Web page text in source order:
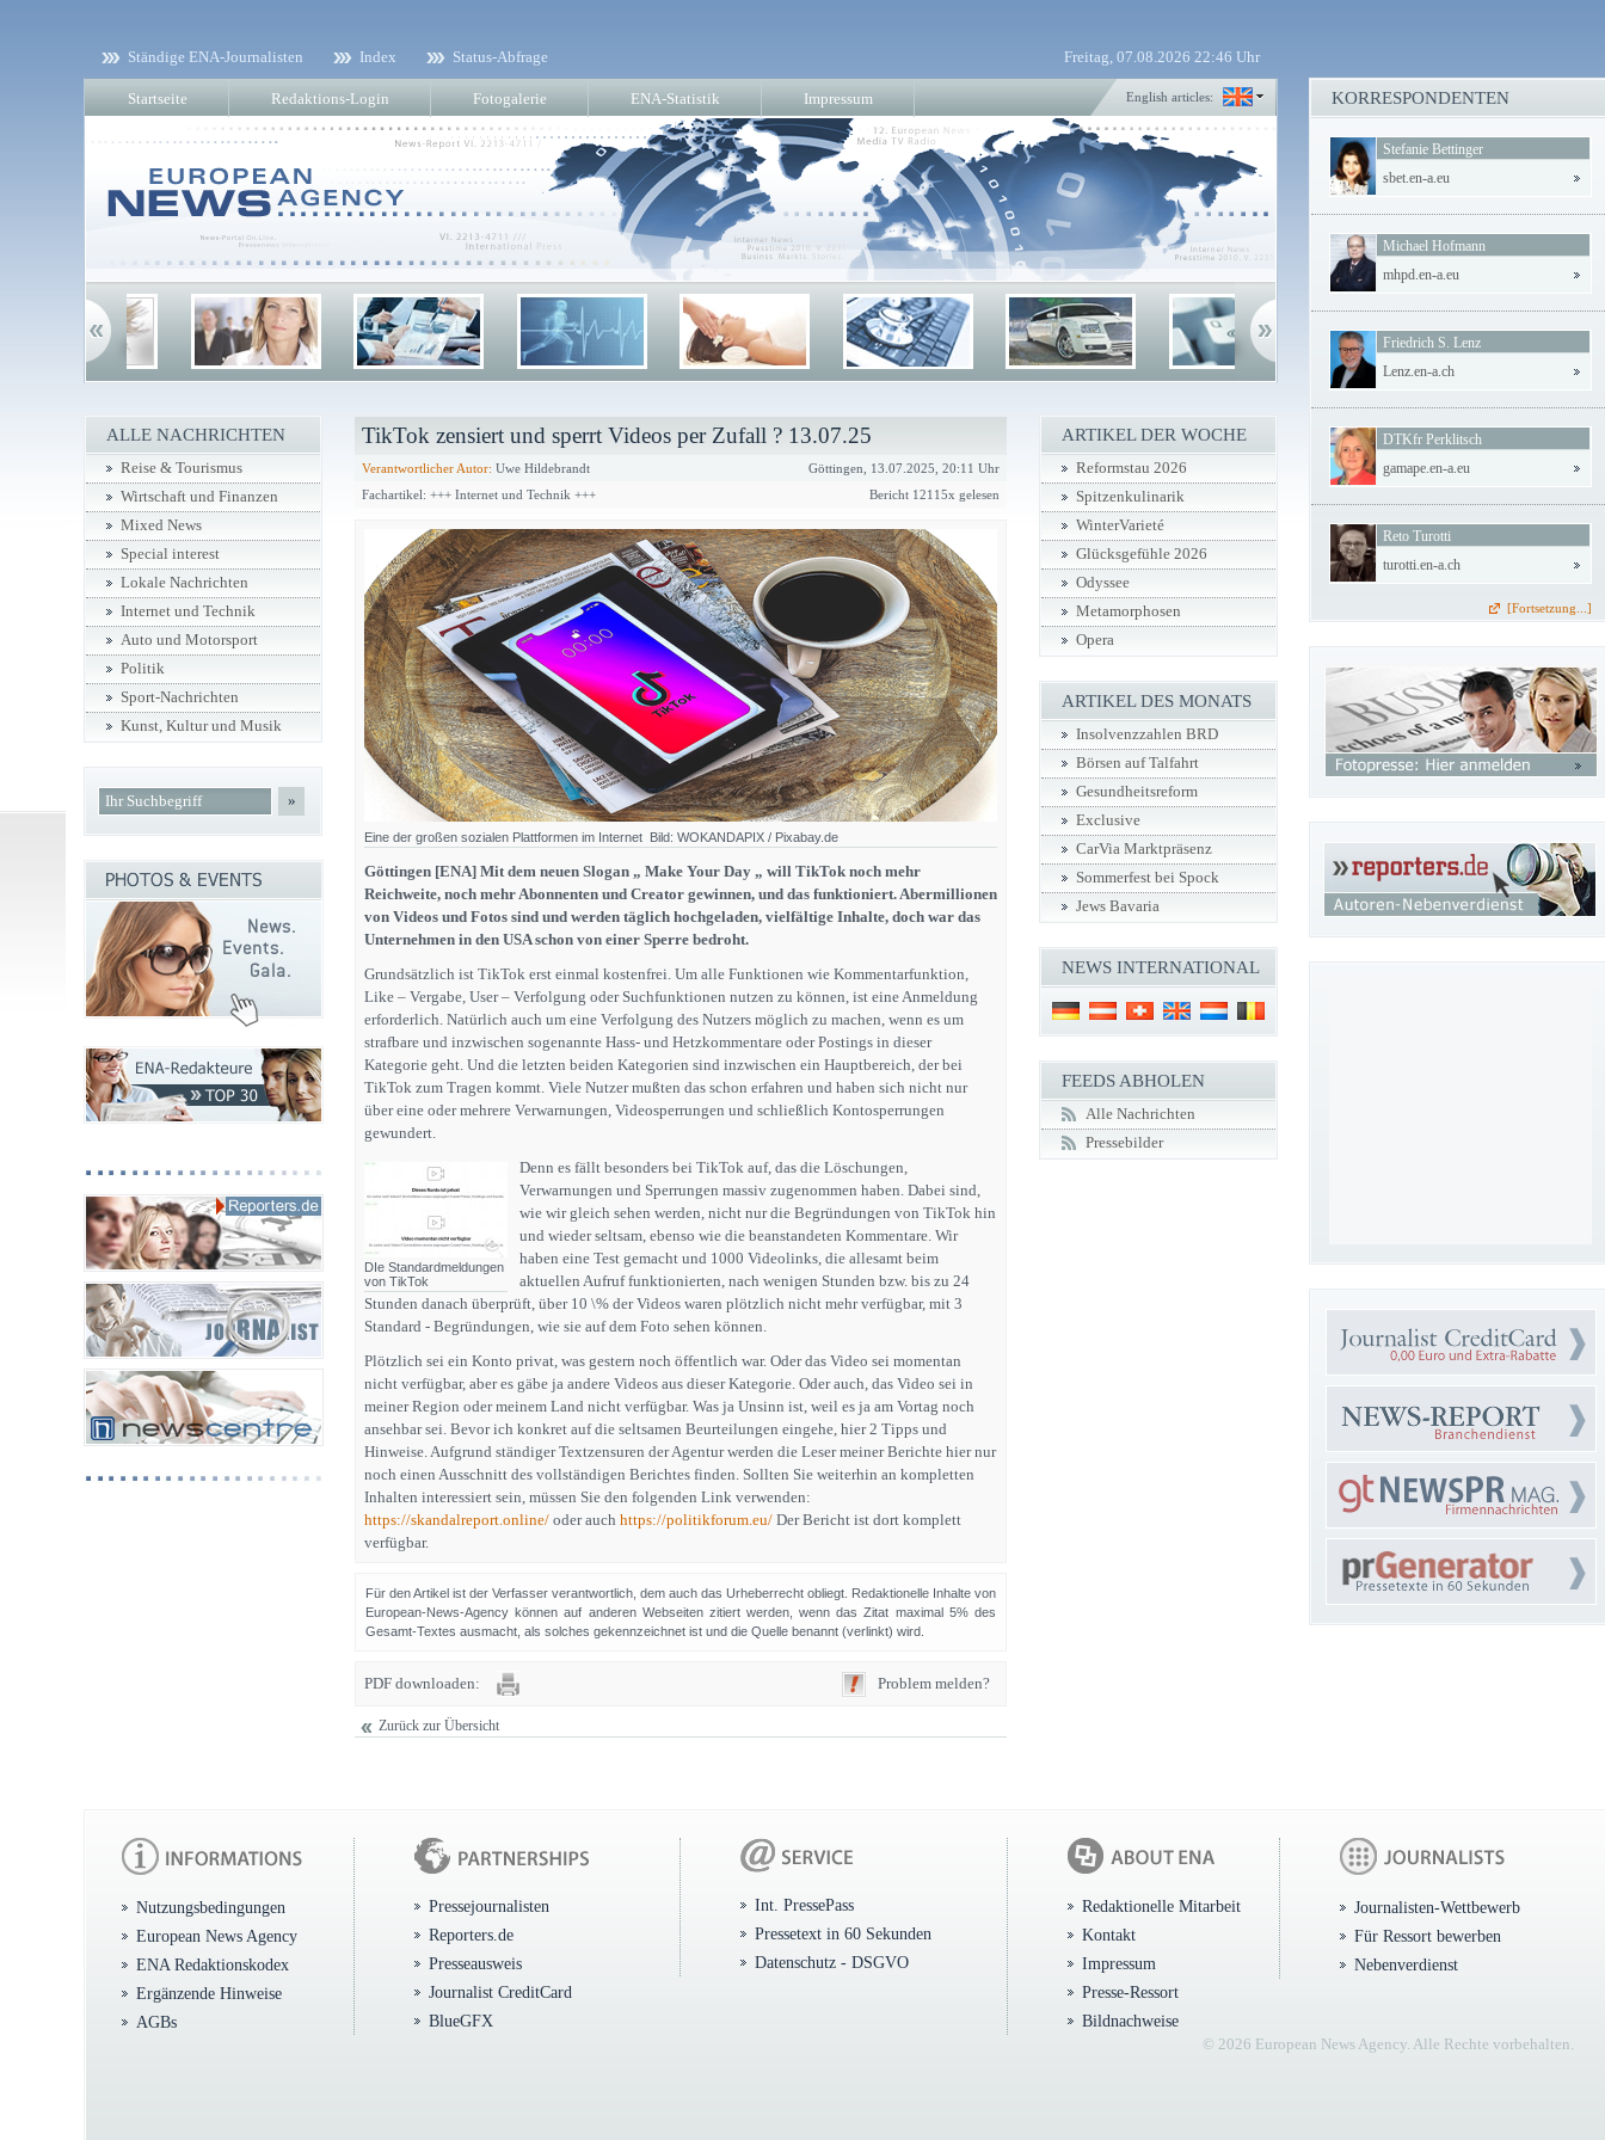
Ständige ENA-Journalisten Index Status-Abfrage Freitag, 07.08.2026 22:46 Uhr
Startseite Redaktions-Login Fotogalerie ENA-Statistik Impressum English articles:
TikTok zensiert und sperrt Videos per Zufall ? 13.07.25
Verantwortlicher Autor: Uwe Hildebrandt
Göttingen, 13.07.2025, 20:11 Uhr
Fachartikel: +++ Internet und Technik +++
Bericht 12115x gelesen
Eine der großen sozialen Plattformen im Internet Bild: WOKANDAPIX / Pixabay.de
Göttingen [ENA] Mit dem neuen Slogan „ Make Your Day „ will TikTok noch mehr
Reichweite, noch mehr Abonnenten und Creator gewinnen, und das funktioniert. Abermillionen
von Videos und Fotos sind und werden täglich hochgeladen, vielfältige Inhalte, doch war das
Unternehmen in den USA schon von einer Sperre bedroht.
Grundsätzlich ist TikTok erst einmal kostenfrei. Um alle Funktionen wie Kommentarfunktion,
Like – Vergabe, User – Verfolgung oder Suchfunktionen nutzen zu können, ist eine Anmeldung
erforderlich. Natürlich auch um eine Verfolgung des Nutzers möglich zu machen, wenn es um
strafbare und inzwischen sogenannte Hass- und Hetzkommentare oder Postings in dieser
Kategorie geht. Und die letzten beiden Kategorien sind inzwischen ein Hauptbereich, der bei
TikTok zum Tragen kommt. Viele Nutzer mußten das schon erfahren und haben sich nicht nur
über eine oder mehrere Verwarnungen, Videosperrungen und schließlich Kontosperrungen
gewundert.
DIe Standardmeldungen
von TikTok
Denn es fällt besonders bei TikTok auf, das die Löschungen,
Verwarnungen und Sperrungen massiv zugenommen haben. Dabei sind,
wie wir gleich sehen werden, nicht nur die Begründungen von TikTok hin
und wieder seltsam, ebenso wie die beanstandeten Kommentare. Wir
haben eine Test gemacht und 1000 Videolinks, die allesamt beim
aktuellen Aufruf funktionierten, nach wenigen Stunden bzw. bis zu 24
Stunden danach überprüft, über 10 \% der Videos waren plötzlich nicht mehr verfügbar, mit 3
Standard - Begründungen, wie sie auf dem Foto sehen können.
Plötzlich sei ein Konto privat, was gestern noch öffentlich war. Oder das Video sei momentan
nicht verfügbar, aber es gäbe ja andere Videos aus dieser Kategorie. Oder auch, das Video sei in
meiner Region oder meinem Land nicht verfügbar. Was ja Unsinn ist, weil es ja am Vortag noch
ansehbar sei. Bevor ich konkret auf die seltsamen Beurteilungen eingehe, hier 2 Tipps und
Hinweise. Aufgrund ständiger Textzensuren der Agentur werden die Leser meiner Berichte hier nur
noch einen Ausschnitt des vollständigen Berichtes finden. Sollten Sie weiterhin an kompletten
Inhalten interessiert sein, müssen Sie den folgenden Link verwenden:
https://skandalreport.online/ oder auch https://politikforum.eu/ Der Bericht ist dort komplett
verfügbar.
Für den Artikel ist der Verfasser verantwortlich, dem auch das Urheberrecht obliegt. Redaktionelle Inhalte von
European-News-Agency können auf anderen Webseiten zitiert werden, wenn das Zitat maximal 5% des
Gesamt-Textes ausmacht, als solches gekennzeichnet ist und die Quelle benannt (verlinkt) wird.
PDF downloaden: Problem melden?
Zurück zur Übersicht
ALLE NACHRICHTEN
Reise & Tourismus
Wirtschaft und Finanzen
Mixed News
Special interest
Lokale Nachrichten
Internet und Technik
Auto und Motorsport
Politik
Sport-Nachrichten
Kunst, Kultur und Musik
»
ARTIKEL DER WOCHE
Reformstau 2026
Spitzenkulinarik
WinterVarieté
Glücksgefühle 2026
Odyssee
Metamorphosen
Opera
ARTIKEL DES MONATS
Insolvenzzahlen BRD
Börsen auf Talfahrt
Gesundheitsreform
Exclusive
CarVia Marktpräsenz
Sommerfest bei Spock
Jews Bavaria
NEWS INTERNATIONAL
FEEDS ABHOLEN
Alle Nachrichten
Pressebilder
KORRESPONDENTEN
Stefanie Bettinger
sbet.en-a.eu
Michael Hofmann
mhpd.en-a.eu
Friedrich S. Lenz
Lenz.en-a.ch
DTKfr Perklitsch
gamape.en-a.eu
Reto Turotti
turotti.en-a.ch
[Fortsetzung...]
Nutzungsbedingungen
European News Agency
ENA Redaktionskodex
Ergänzende Hinweise
AGBs
Pressejournalisten
Reporters.de
Presseausweis
Journalist CreditCard
BlueGFX
Int. PressePass
Pressetext in 60 Sekunden
Datenschutz - DSGVO
Redaktionelle Mitarbeit
Kontakt
Impressum
Presse-Ressort
Bildnachweise
Journalisten-Wettbewerb
Für Ressort bewerben
Nebenverdienst
© 2026 European News Agency. Alle Rechte vorbehalten.